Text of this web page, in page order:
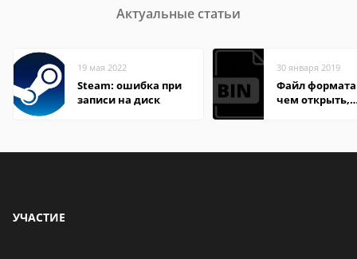
Актуальные статьи
19 мая 2022
Steam: ошибка при
записи на диск
30 января 2019
Файл формата
чем открыть,
УЧАСТИЕ